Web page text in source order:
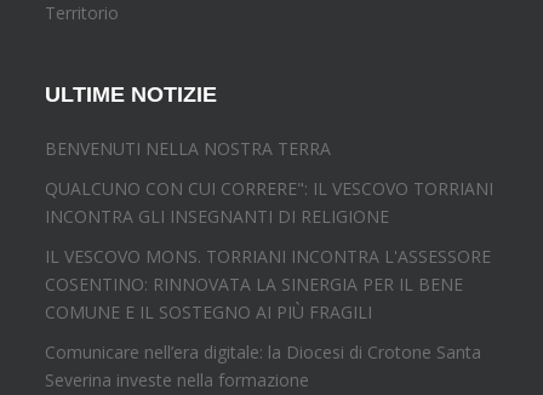
Territorio
ULTIME NOTIZIE
BENVENUTI NELLA NOSTRA TERRA
QUALCUNO CON CUI CORRERE": IL VESCOVO TORRIANI
INCONTRA GLI INSEGNANTI DI RELIGIONE
IL VESCOVO MONS. TORRIANI INCONTRA L'ASSESSORE
COSENTINO: RINNOVATA LA SINERGIA PER IL BENE
COMUNE E IL SOSTEGNO AI PIÙ FRAGILI
Comunicare nell’era digitale: la Diocesi di Crotone Santa
Severina investe nella formazione